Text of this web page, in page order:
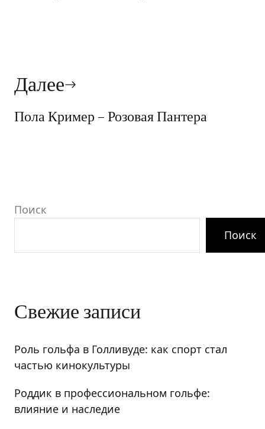
Далее
Пола Кример – Розовая Пантера
Поиск
Поиск
Свежие записи
Роль гольфа в Голливуде: как спорт стал
частью кинокультуры
Роддик в профессиональном гольфе:
влияние и наследие